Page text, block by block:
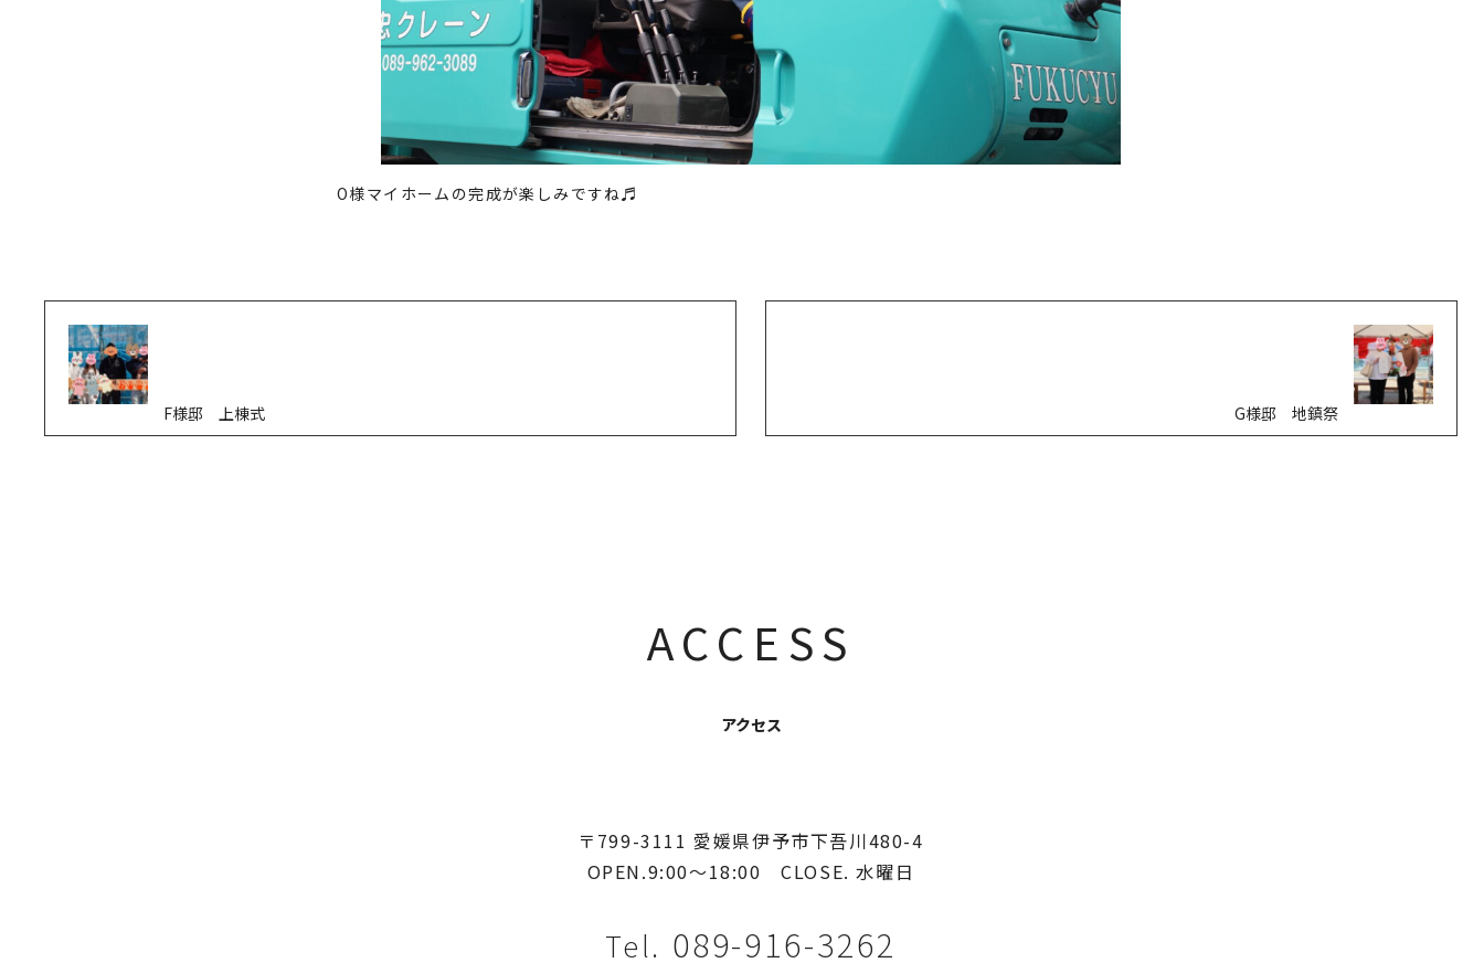
O様マイホームの完成が楽しみですね♬
F様邸 上棟式 G様邸 地鎮祭
ACCESS
アクセス
〒799-3111 愛媛県伊予市下吾川480-4
OPEN.9:00〜18:00CLOSE. 水曜日
Tel. 089-916-3262